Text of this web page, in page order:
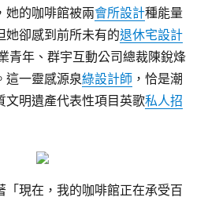
她的咖啡館被兩會所設計種能量
她卻感到前所未有的退休宅設計
青年、群宇互動公司總裁陳銳烽
這一靈感源泉綠設計師 ，恰是潮
文明遺產代表性項目英歌私人招
「現在，我的咖啡館正在承受百